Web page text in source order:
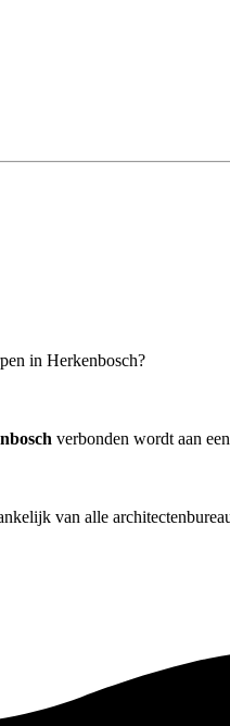
in Herkenbosch?
verbonden wordt aan
van alle